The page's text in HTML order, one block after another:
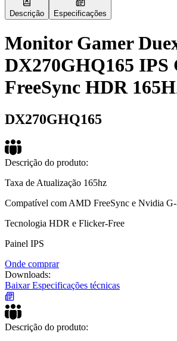
Descrição Especificações
Monitor Gamer
DX270GHQ165 IPS
FreeSync HDR
DX270GHQ165
Descrição do produto:
Taxa de Atualização 165hz
Compatível com AMD FreeSync e Nvidia
Tecnologia HDR e Flicker-Free
Painel IPS
Onde comprar
Downloads:
Baixar Especificações técnicas
Descrição do produto: